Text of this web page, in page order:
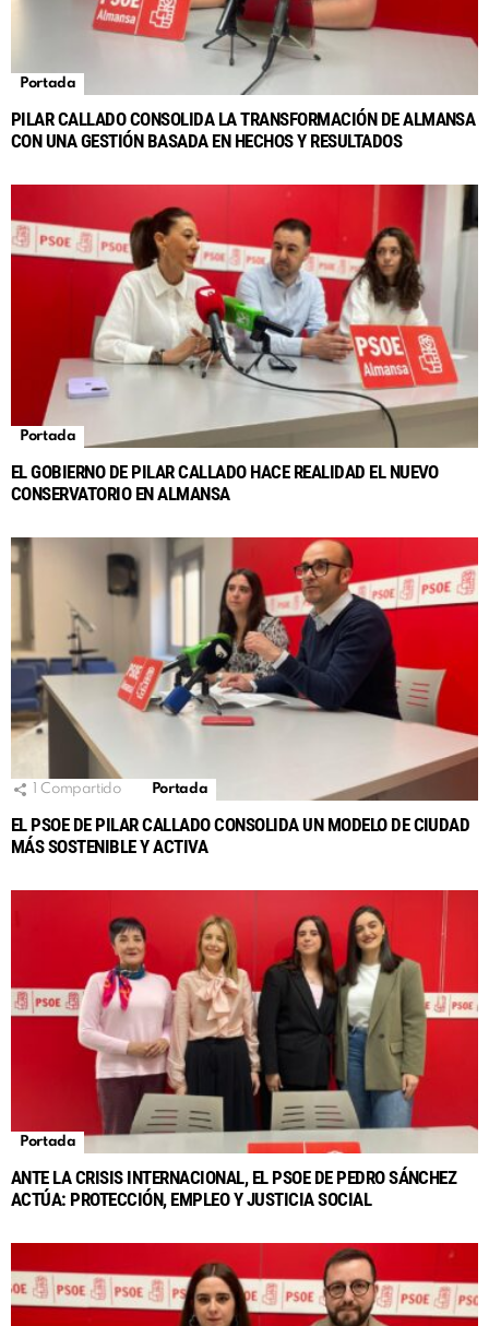
Portada
PILAR CALLADO CONSOLIDA LA TRANSFORMACIÓN DE ALMANSA
CON UNA GESTIÓN BASADA EN HECHOS Y RESULTADOS
Portada
EL GOBIERNO DE PILAR CALLADO HACE REALIDAD EL NUEVO
CONSERVATORIO EN ALMANSA
Compartido Portada
EL PSOE DE PILAR CALLADO CONSOLIDA UN MODELO DE CIUDAD
MÁS SOSTENIBLE Y ACTIVA
Portada
ANTE LA CRISIS INTERNACIONAL, EL PSOE DE PEDRO SÁNCHEZ
ACTÚA: PROTECCIÓN, EMPLEO Y JUSTICIA SOCIAL